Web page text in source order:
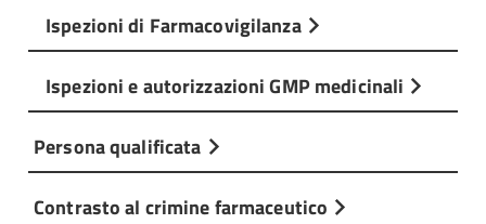
Ispezioni di Farmacovigilanza
Ispezioni e autorizzazioni GMP medicinali
Persona qualificata
Contrasto al crimine farmaceutico